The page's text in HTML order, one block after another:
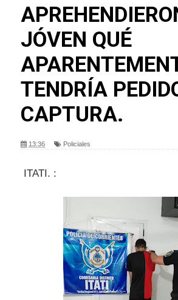
JÓVEN QUÉ
TENDRÍA
CAPTURA.
13:36 Policiales
ITATI. :